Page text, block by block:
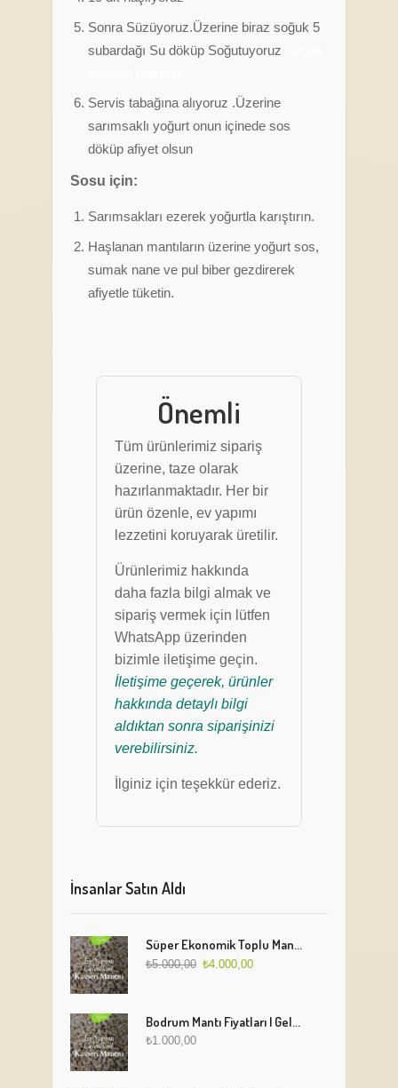
Sonra Süzüyoruz.Üzerine biraz soğuk 5
subardağı Su döküp Soğutuyoruz
Servis tabağına alıyoruz .Üzerine
sarımsaklı yoğurt onun içinede sos
döküp afiyet olsun
Sosu için:
Sarımsakları ezerek yoğurtla karıştırın.
Haşlanan mantıların üzerine yoğurt sos,
sumak nane ve pul biber gezdirerek
afiyetle tüketin.
Önemli
Tüm ürünlerimiz sipariş
üzerine, taze olarak
hazırlanmaktadır. Her bir
ürün özenle, ev yapımı
lezzetini koruyarak üretilir.
Ürünlerimiz hakkında
daha fazla bilgi almak ve
sipariş vermek için lütfen
WhatsApp üzerinden
bizimle iletişime geçin.
İletişime geçerek, ürünler
hakkında detaylı bilgi
aldıktan sonra siparişinizi
verebilirsiniz.
İlginiz için teşekkür ederiz.
İnsanlar Satın Aldı
Süper Ekonomik Toplu Mantı Paketi (5 Kg)
₺5.000,00 ₺4.000,00
Bodrum Mantı Fiyatları | Geleneksel Türk Mantısı Online Sipariş
₺1.000,00